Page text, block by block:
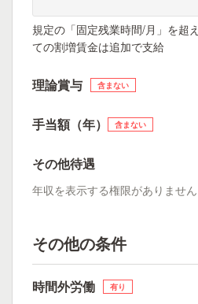
規定の「固定残業時間/月」を超
ての割増賃金は追加で支給
理論賞与 含まない
手当額（年） 含まない
その他待遇
年収を表示する権限がありません
その他の条件
時間外労働 有り